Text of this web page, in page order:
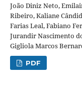
João Diniz Neto,
Ribeiro, Kaliane
Farias Leal, Fabiano
Jurandir Nascimento
Gigliola Marcos
PDF